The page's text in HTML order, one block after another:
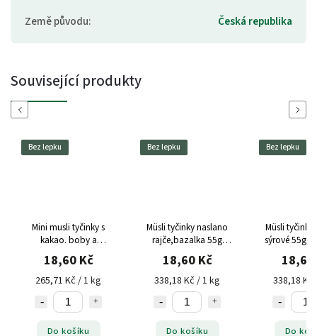
Země původu: Česká republika
Související produkty
Previous
Bez lepku
Mini musli tyčinky s
kakao. boby a
pomerančem 70g Semix
bez lepku
18,60 Kč
265,71 Kč / 1 kg
Do košíku
Bez lepku
Müsli tyčinky naslano
rajče,bazalka 55g
Semix bez lepku
18,60 Kč
338,18 Kč / 1 kg
Do košíku
Bez lepku
Müsli tyčinky
sýrové 55g
lepku
18,60
338,18 Kč
Do
Next